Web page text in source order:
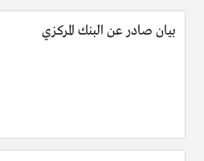
بيان صادر عن البنك المركزي